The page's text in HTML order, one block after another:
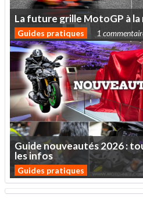
Lafuturegrille MotoGP àla
Guides pratiques 1
Guidenouveautés2026:
lesinfos
Guides pratiques